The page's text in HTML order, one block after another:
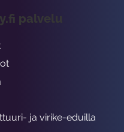
palvelu
ja virike-eduilla